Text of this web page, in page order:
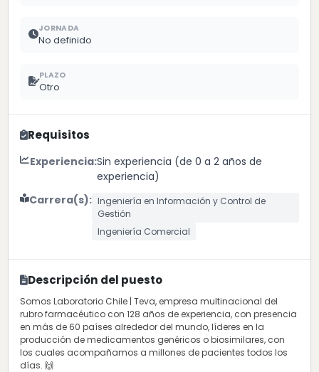
JORNADA
No definido
PLAZO
Otro
Requisitos
Experiencia:Sin experiencia (de 0 a 2 años de
experiencia)
Carrera(s): Ingeniería en Información y Control de
Gestión
Ingeniería Comercial
Descripción del puesto
Somos Laboratorio Chile | Teva, empresa multinacional del
rubro farmacéutico con 128 años de experiencia, con presencia
en más de 60 países alrededor del mundo, líderes en la
producción de medicamentos genéricos o biosimilares, con
los cuales acompañamos a millones de pacientes todos los
días. 🙌